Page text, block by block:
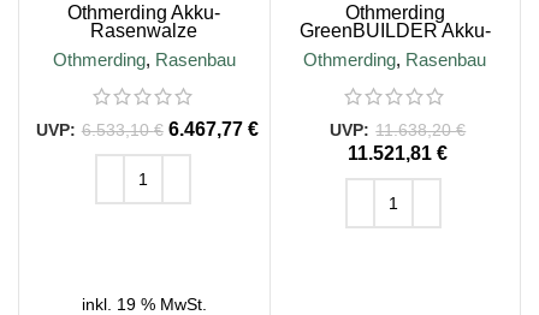
Othmerding Akku-
Rasenwalze
GreenROLLER
Othmerding, Rasenbau
6.533,10€ 6.467,77 €
inkl. 19 % MwSt.
Othmerding
GreenBUILDER Akku-
Rasenbaumaschine
Othmerding, Rasenbau
11.638,20€
11.521,81 €